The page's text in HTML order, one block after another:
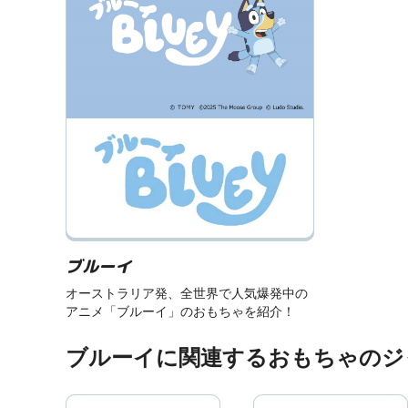
ブルーイ
オーストラリア発、全世界で人気爆発中の
アニメ「ブルーイ」のおもちゃを紹介！
ブルーイに関連するおもちゃの